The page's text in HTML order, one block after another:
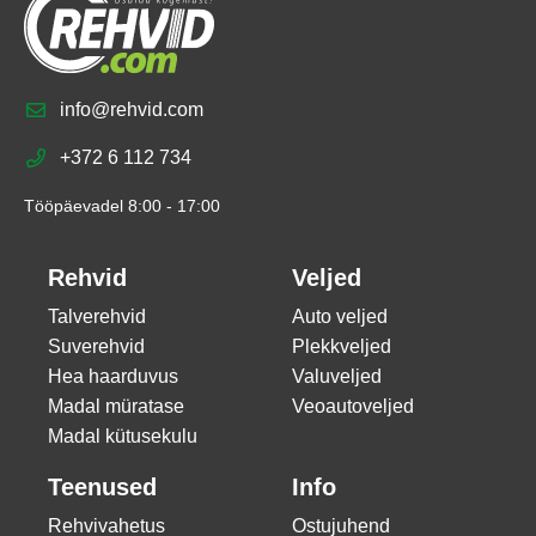
info@rehvid.com
+372 6 112 734
Tööpäevadel 8:00 - 17:00
Rehvid
Talverehvid
Suverehvid
Hea haarduvus
Madal müratase
Madal kütusekulu
Veljed
Auto veljed
Plekkveljed
Valuveljed
Veoautoveljed
Teenused
Rehvivahetus
Info
Ostujuhend